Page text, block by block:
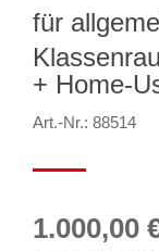
für
+ Home-
Art.-Nr.: 88514
1.000,00